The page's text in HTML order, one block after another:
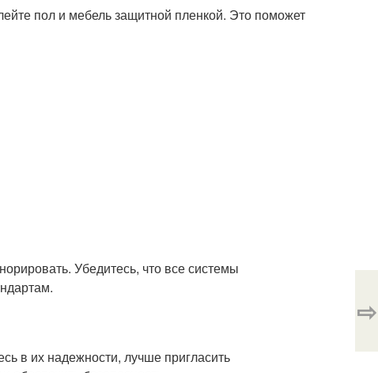
пол и мебель защитной пленкой. Это поможет
Убедитесь, что все системы
в их надежности, лучше пригласить
⇨